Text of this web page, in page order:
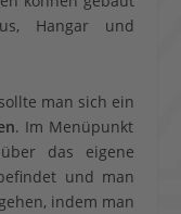
Hangar und
man sich ein
. Im Menüpunkt
das eigene
und man
indem man